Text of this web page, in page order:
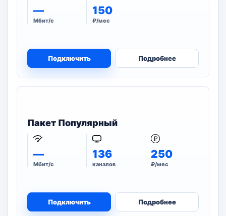
—
Мбит/с
150
₽/мес
Подключить Подробнее
Пакет Популярный
—
Мбит/с
136
каналов
250
₽/мес
Подключить Подробнее